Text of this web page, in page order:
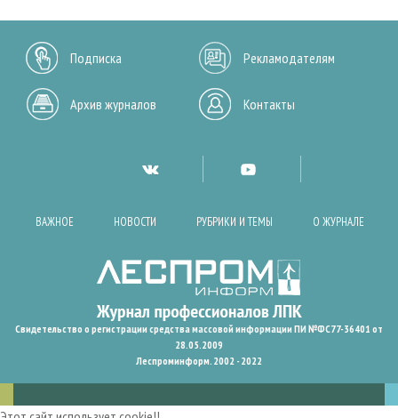
Подписка Рекламодателям
Архив журналов Контакты
ВАЖНОЕ НОВОСТИ РУБРИКИ И ТЕМЫ О ЖУРНАЛЕ
Свидетельство о регистрации средства массовой информации ПИ №ФС77-36401 от
28.05.2009
Леспроминформ. 2002 - 2022